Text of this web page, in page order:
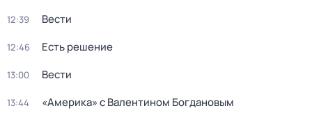
12:39 Вести
12:46 Есть решение
13:00 Вести
13:44 «Америка» с Валентином Богдановым